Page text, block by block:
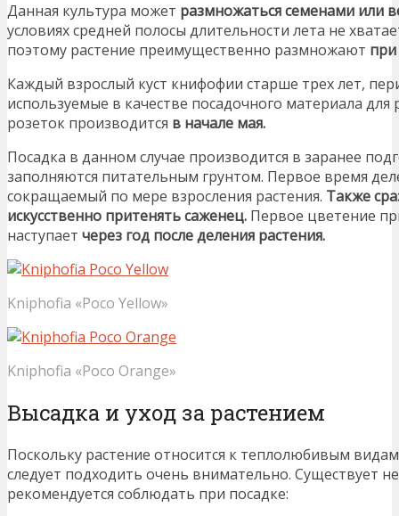
Данная культура может размножаться семенами или
условиях средней полосы длительности лета не
поэтому растение преимущественно размножают
Каждый взрослый куст книфофии старше трех лет,
используемые в качестве посадочного материала
розеток производится в начале мая.
Посадка в данном случае производится в заранее
заполняются питательным грунтом. Первое время
сокращаемый по мере взросления растения. Также
искусственно притенять саженец. Первое цветение
наступает через год после деления растения.
Kniphofia «Poco Yellow»
Kniphofia «Poco Orange»
Высадка и уход за растением
Поскольку растение относится к теплолюбивым
следует подходить очень внимательно. Существует
рекомендуется соблюдать при посадке: